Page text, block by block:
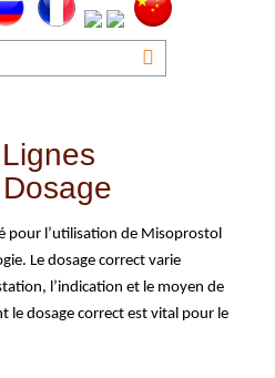
pour l’utilisation de Misoprostol
Le dosage correct varie
l’indication et le moyen de
le dosage correct est vital pour le